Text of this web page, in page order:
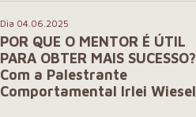
Dia 04.06.2025
POR QUE O MENTOR É ÚTIL
PARA OBTER MAIS SUCESSO?
Com a Palestrante
Comportamental Irlei Wiesel